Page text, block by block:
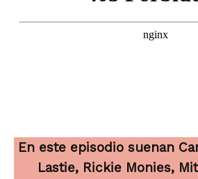
En este episodio suenan
Lastie, Rickie Monies,